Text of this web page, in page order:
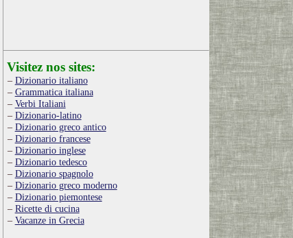
Visitez nos sites:
Dizionario italiano
Grammatica italiana
Verbi Italiani
Dizionario-latino
Dizionario greco antico
Dizionario francese
Dizionario inglese
Dizionario tedesco
Dizionario spagnolo
Dizionario greco moderno
Dizionario piemontese
Ricette di cucina
Vacanze in Grecia